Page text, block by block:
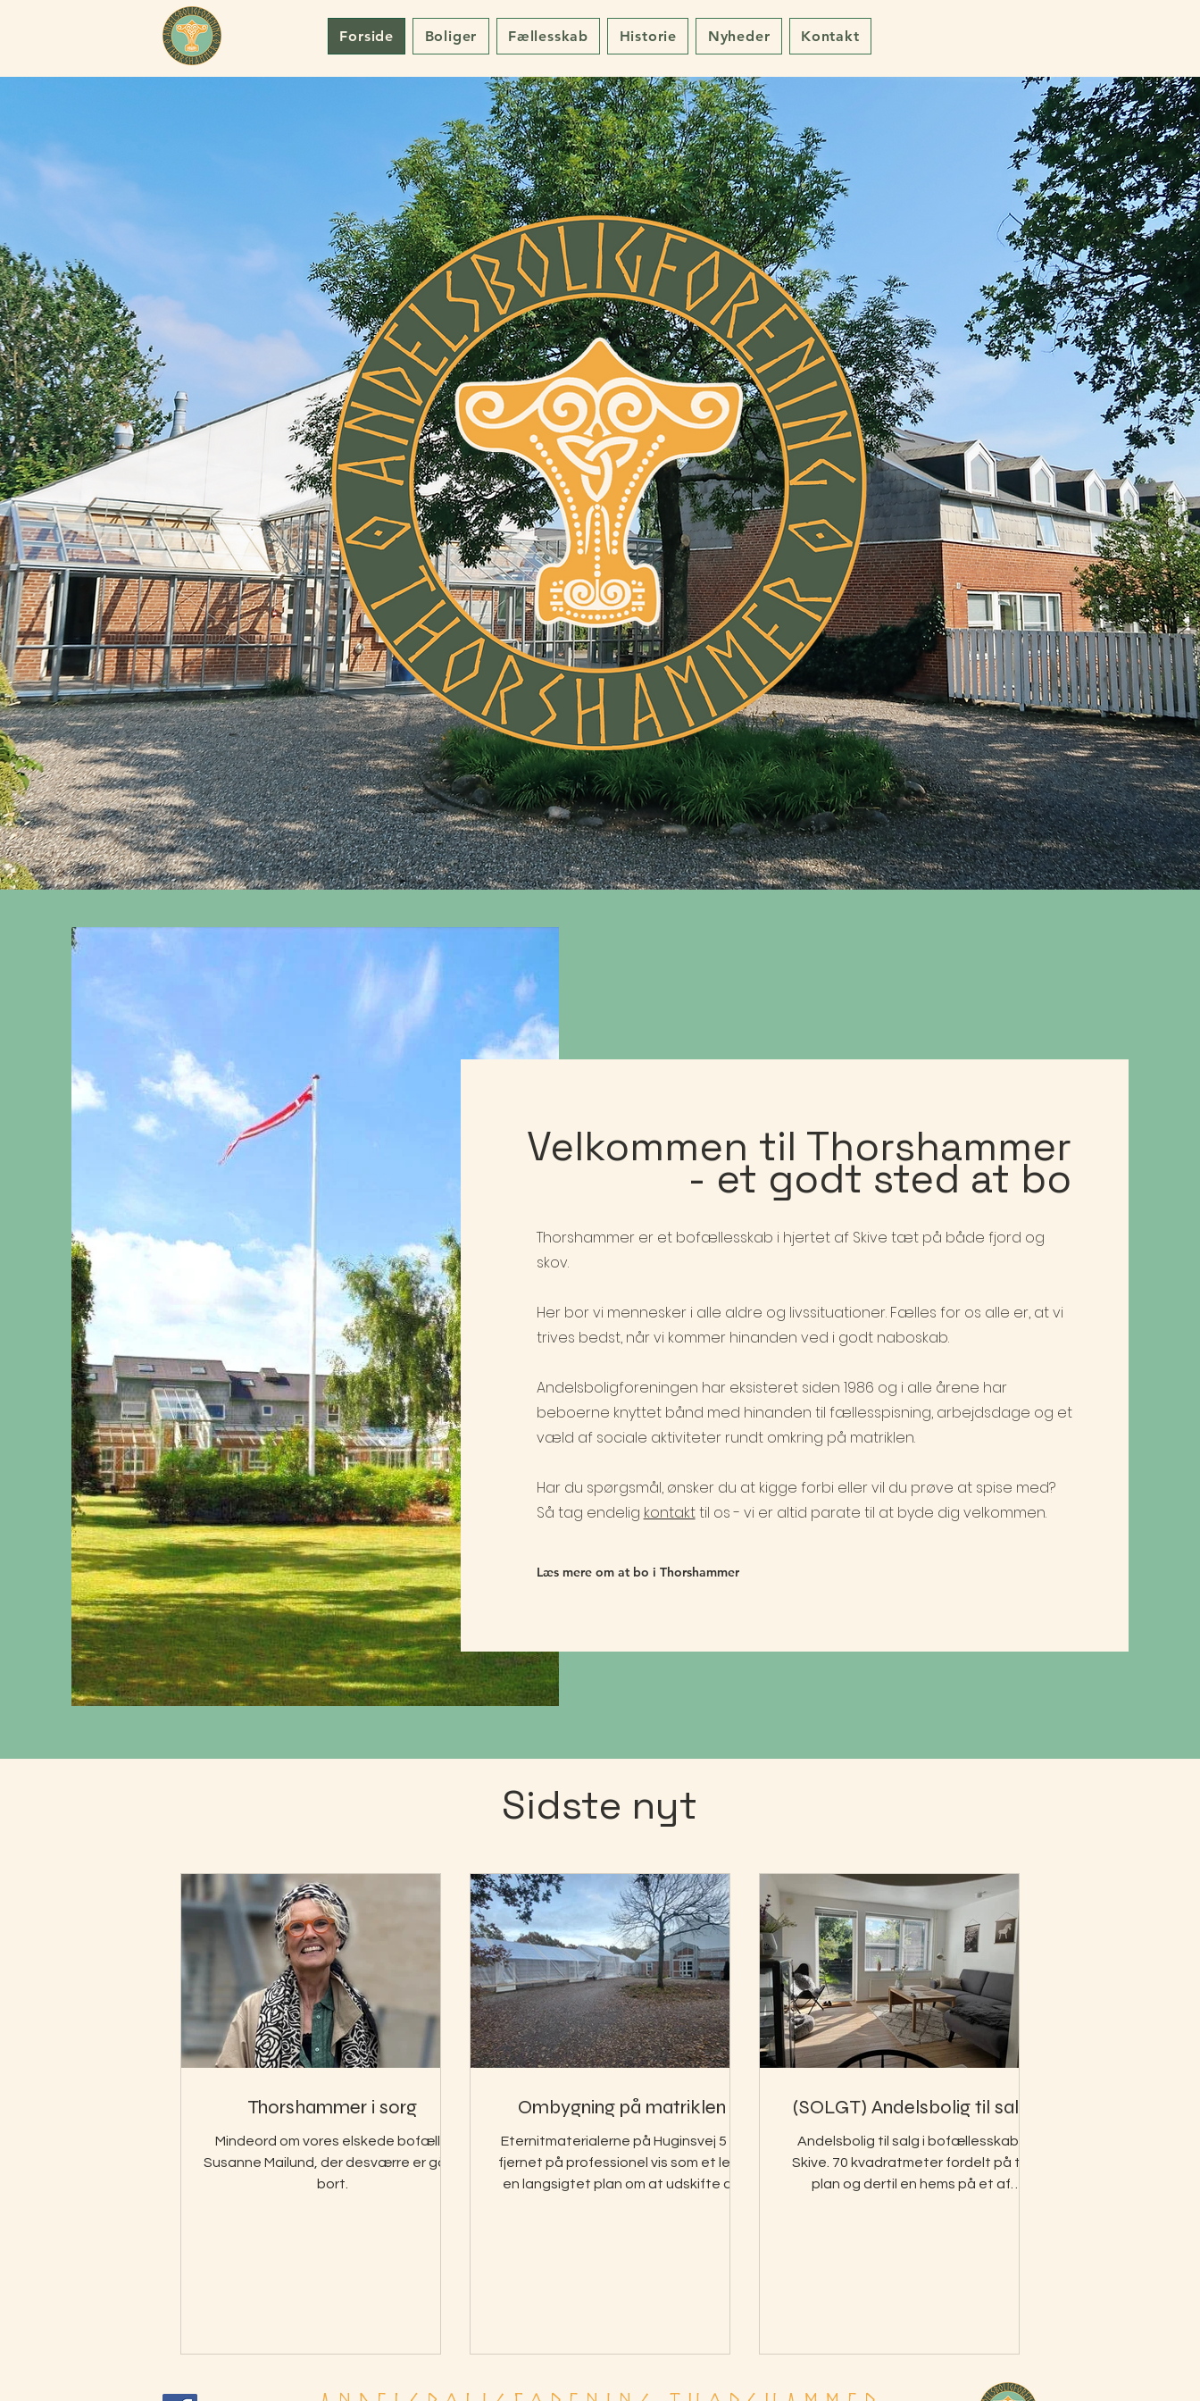
Forside Boliger Fællesskab Historie Nyheder Kontakt
Velkommen til Thorshammer
- et godt sted at bo
Thorshammer er et bofællesskab i hjertet af Skive tæt på både fjord og
skov.
Her bor vi mennesker i alle aldre og livssituationer. Fælles for os alle er, at vi
trives bedst, når vi kommer hinanden ved i godt naboskab.
Andelsboligforeningen har eksisteret siden 1986 og i alle årene har
beboerne knyttet bånd med hinanden til fællesspisning, arbejdsdage og et
væld af sociale aktiviteter rundt omkring på matriklen.
Har du spørgsmål, ønsker du at kigge forbi eller vil du prøve at spise med?
Så tag endelig kontakttil os - vi er altid parate til at byde dig velkommen.
Læs mere om at bo i Thorshammer
Sidste nyt
Thorshammer i sorg
Mindeord om vores elskede bofælle
Susanne Mailund, der desværre er gået
bort.
Ombygning på matriklen
Eternitmaterialerne på Huginsvej 5 er
fjernet på professionel vis som et led i
en langsigtet plan om at udskifte de
(SOLGT) Andelsbolig til salg
Andelsbolig til salg i bofællesskab i
Skive. 70 kvadratmeter fordelt på to
plan og dertil en hems på et af